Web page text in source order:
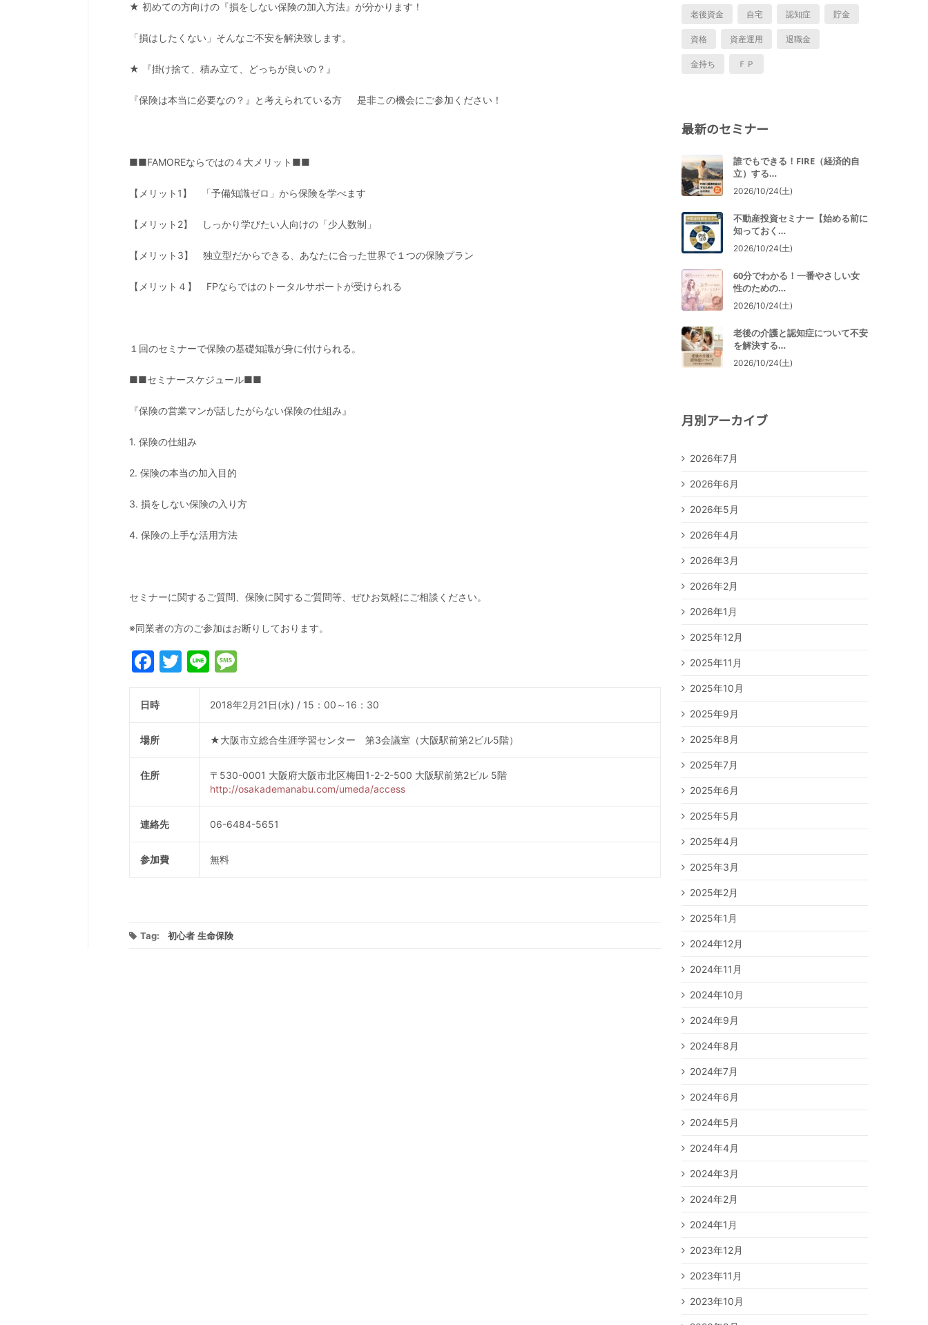
★ 初めての方向けの『損をしない保険の加入方法』が分かります！
「損はしたくない」そんなご不安を解決致します。
★ 『掛け捨て、積み立て、どっちが良いの？』
『保険は本当に必要なの？』と考えられている方 是非この機会にご参加ください！
■■FAMOREならではの４大メリット■■
【メリット1】 「予備知識ゼロ」から保険を学べます
【メリット2】 しっかり学びたい人向けの「少人数制」
【メリット3】 独立型だからできる、あなたに合った世界で１つの保険プラン
【メリット４】 FPならではのトータルサポートが受けられる
１回のセミナーで保険の基礎知識が身に付けられる。
■■セミナースケジュール■■
『保険の営業マンが話したがらない保険の仕組み』
1. 保険の仕組み
2. 保険の本当の加入目的
3. 損をしない保険の入り方
4. 保険の上手な活用方法
セミナーに関するご質問、保険に関するご質問等、ぜひお気軽にご相談ください。
※同業者の方のご参加はお断りしております。
Facebook
Twitter
Line
日時 2018年2月21日(水) / 15：00～16：30
場所 ★大阪市立総合生涯学習センター 第3会議室（大阪駅前第2ビル5階）
住所
〒530-0001 大阪府大阪市北区梅田1-2-2-500 大阪駅前第2ビル 5階
http://osakademanabu.com/umeda/access
連絡先 06-6484-5651
参加費 無料
Tag: 初心者 生命保険
老後資金 自宅 認知症 貯金
資格 資産運用 退職金
金持ち ＦＰ
最新のセミナー
誰でもできる！FIRE（経済的自
立）する…
2026/10/24(土)
不動産投資セミナー【始める前に
知っておく…
2026/10/24(土)
60分でわかる！一番やさしい女
性のための…
2026/10/24(土)
老後の介護と認知症について不安
を解決する…
2026/10/24(土)
月別アーカイブ
2026年7月
2026年6月
2026年5月
2026年4月
2026年3月
2026年2月
2026年1月
2025年12月
2025年11月
2025年10月
2025年9月
2025年8月
2025年7月
2025年6月
2025年5月
2025年4月
2025年3月
2025年2月
2025年1月
2024年12月
2024年11月
2024年10月
2024年9月
2024年8月
2024年7月
2024年6月
2024年5月
2024年4月
2024年3月
2024年2月
2024年1月
2023年12月
2023年11月
2023年10月